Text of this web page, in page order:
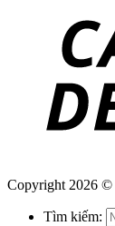
Copyright 2026 ©
Tìm kiếm: